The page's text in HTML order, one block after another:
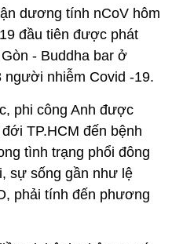
dương tính nCoV hôm
đầu tiên được phát
- Buddha bar ở
nhiễm Covid -19.
phi công Anh được
TP.HCM đến bệnh
tình trạng phổi đông
sự sống gần như lệ
phải tính đến phương